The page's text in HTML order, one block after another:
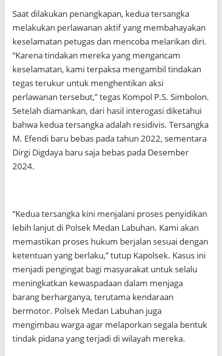
Saat dilakukan penangkapan, kedua tersangka
melakukan perlawanan aktif yang membahayakan
keselamatan petugas dan mencoba melarikan diri.
“Karena tindakan mereka yang mengancam
keselamatan, kami terpaksa mengambil tindakan
tegas terukur untuk menghentikan aksi
perlawanan tersebut,” tegas Kompol P.S. Simbolon.
Setelah diamankan, dari hasil interogasi diketahui
bahwa kedua tersangka adalah residivis. Tersangka
M. Efendi baru bebas pada tahun 2022, sementara
Dirgi Digdaya baru saja bebas pada Desember
2024.
“Kedua tersangka kini menjalani proses penyidikan
lebih lanjut di Polsek Medan Labuhan. Kami akan
memastikan proses hukum berjalan sesuai dengan
ketentuan yang berlaku,” tutup Kapolsek. Kasus ini
menjadi pengingat bagi masyarakat untuk selalu
meningkatkan kewaspadaan dalam menjaga
barang berharganya, terutama kendaraan
bermotor. Polsek Medan Labuhan juga
mengimbau warga agar melaporkan segala bentuk
tindak pidana yang terjadi di wilayah mereka.